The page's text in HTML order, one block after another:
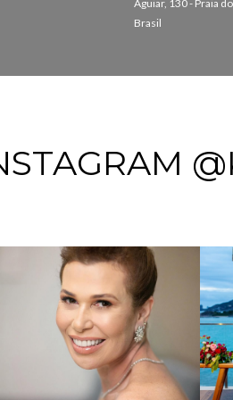
Águiar, 130 - Praia
Brasil